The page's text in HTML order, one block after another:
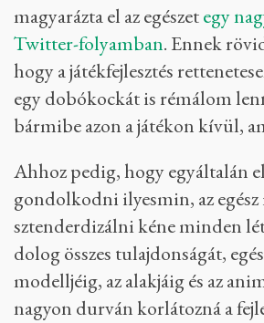
magyarázta el az egészetegy
Twitter-folyamban. Ennek
hogy a játékfejlesztés
egy dobókockát is rémálom
bármibe azon a játékon kívül,
Ahhoz pedig, hogy egyáltalán
gondolkodni ilyesmin, az
sztenderdizálni kéne minden
dolog összes tulajdonságát,
modelljéig, az alakjáig és az
nagyon durván korlátozná a